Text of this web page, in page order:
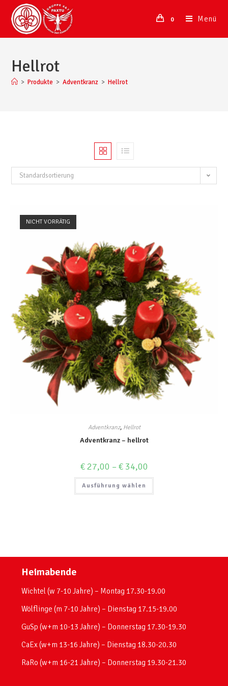
0 Menü
Hellrot
> Produkte > Adventkranz > Hellrot
Standardsortierung
NICHT VORRÄTIG
Adventkranz, Hellrot
Adventkranz – hellrot
€27,00 – €34,00
Ausführung wählen
Heimabende
Wichtel (w 7-10 Jahre) – Montag 17.30-19.00
Wölflinge (m 7-10 Jahre) – Dienstag 17.15-19.00
GuSp (w+m 10-13 Jahre) – Donnerstag 17.30-19.30
CaEx (w+m 13-16 Jahre) – Dienstag 18.30-20.30
RaRo (w+m 16-21 Jahre) – Donnerstag 19.30-21.30